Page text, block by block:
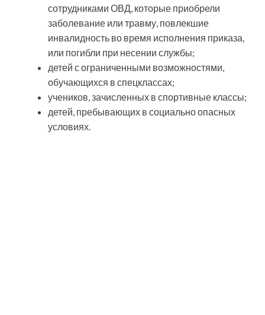
сотрудниками ОВД, которые приобрели
заболевание или травму, повлекшие
инвалидность во время исполнения приказа,
или погибли при несении службы;
детей с ограниченными возможностями,
обучающихся в спецклассах;
учеников, зачисленных в спортивные классы;
детей, пребывающих в социально опасных
условиях.